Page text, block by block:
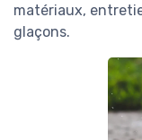
matériaux,
glaçons.